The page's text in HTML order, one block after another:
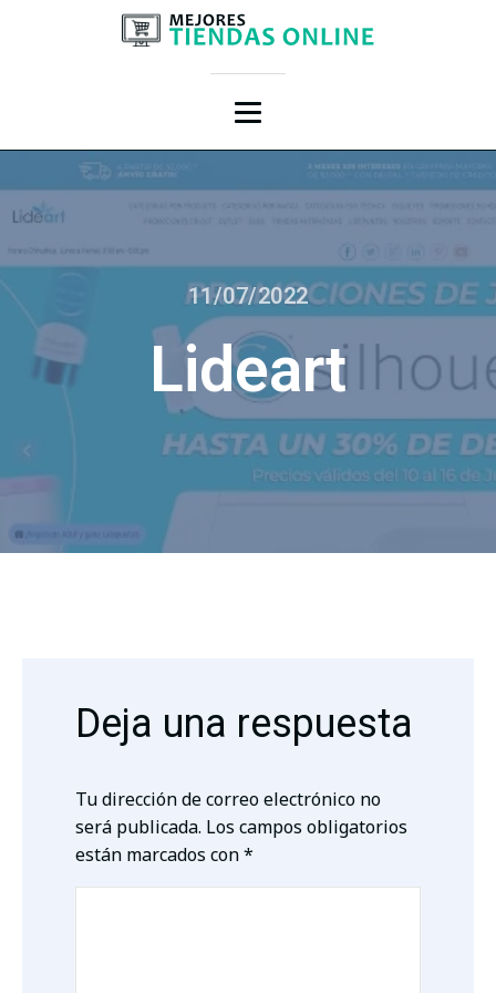
11/07/2022
Lideart
Deja una respuesta
Tu dirección de correo electrónico no
será publicada. Los campos obligatorios
están marcados con*